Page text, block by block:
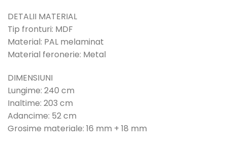
DETALII MATERIAL
Tip fronturi: MDF
Material: PAL melaminat
Material feronerie: Metal
DIMENSIUNI
Lungime: 240 cm
Inaltime: 203 cm
Adancime: 52 cm
Grosime materiale: 16 mm + 18 mm